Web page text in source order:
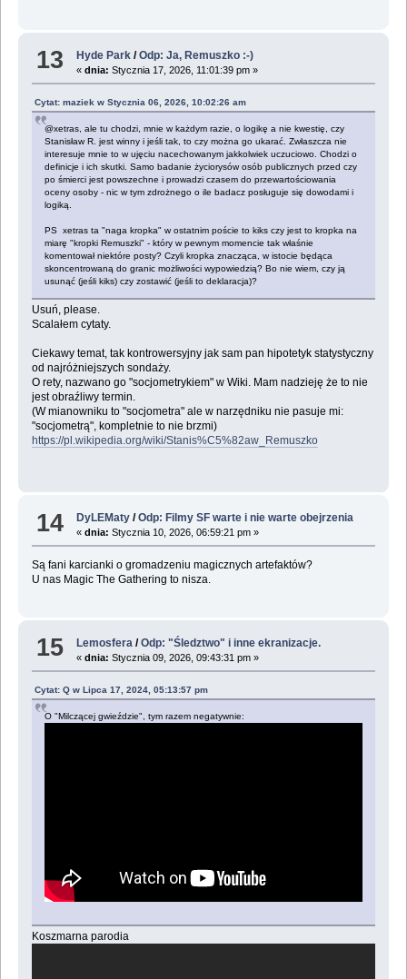
13 Hyde Park /Odp: Ja, Remuszko :-)
«dnia: Stycznia 17, 2026, 11:01:39 pm »
Cytat: maziek w Stycznia 06, 2026, 10:02:26 am
@xetras, ale tu chodzi, mnie w każdym razie, o logikę a nie kwestię, czy
Stanisław R. jest winny i jeśli tak, to czy można go ukarać. Zwłaszcza nie
interesuje mnie to w ujęciu nacechowanym jakkolwiek uczuciowo. Chodzi o
definicje i ich skutki. Samo badanie życiorysów osób publicznych przed czy
po śmierci jest powszechne i prowadzi czasem do przewartościowania
oceny osoby - nic w tym zdrożnego o ile badacz posługuje się dowodami i
logiką.
PS xetras ta "naga kropka" w ostatnim poście to kiks czy jest to kropka na
miarę "kropki Remuszki" - który w pewnym momencie tak właśnie
komentował niektóre posty? Czyli kropka znacząca, w istocie będąca
skoncentrowaną do granic możliwości wypowiedzią? Bo nie wiem, czy ją
usunąć (jeśli kiks) czy zostawić (jeśli to deklaracja)?
Usuń, please.
Scalałem cytaty.
Ciekawy temat, tak kontrowersyjny jak sam pan hipotetyk statystyczny
od najróżniejszych sondaży.
O rety, nazwano go "socjometrykiem" w Wiki. Mam nadzieję że to nie
jest obraźliwy termin.
(W mianowniku to "socjometra" ale w narzędniku nie pasuje mi:
"socjometrą", kompletnie to nie brzmi)
https://pl.wikipedia.org/wiki/Stanis%C5%82aw_Remuszko
14 DyLEMaty /Odp: Filmy SF warte i nie warte obejrzenia
«dnia: Stycznia 10, 2026, 06:59:21 pm »
Są fani karcianki o gromadzeniu magicznych artefaktów?
U nas Magic The Gathering to nisza.
15 Lemosfera /Odp: "Śledztwo" i inne ekranizacje.
«dnia: Stycznia 09, 2026, 09:43:31 pm »
Cytat: Q w Lipca 17, 2024, 05:13:57 pm
O "Milczącej gwieździe", tym razem negatywnie:
Koszmarna parodia